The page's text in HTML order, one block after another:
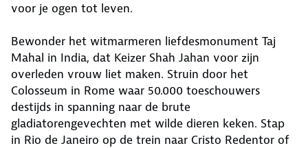
voor je ogen tot leven.
Bewonder het witmarmeren liefdesmonument Taj
Mahal in India, dat Keizer Shah Jahan voor zijn
overleden vrouw liet maken. Struin door het
Colosseum in Rome waar 50.000 toeschouwers
destijds in spanning naar de brute
gladiatorengevechten met wilde dieren keken. Stap
in Rio de Janeiro op de trein naar Cristo Redentor of